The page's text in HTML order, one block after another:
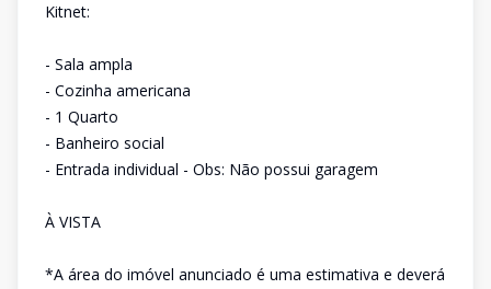
Kitnet:
- Sala ampla
- Cozinha americana
- 1 Quarto
- Banheiro social
- Entrada individual - Obs: Não possui garagem
À VISTA
*A área do imóvel anunciado é uma estimativa e deverá